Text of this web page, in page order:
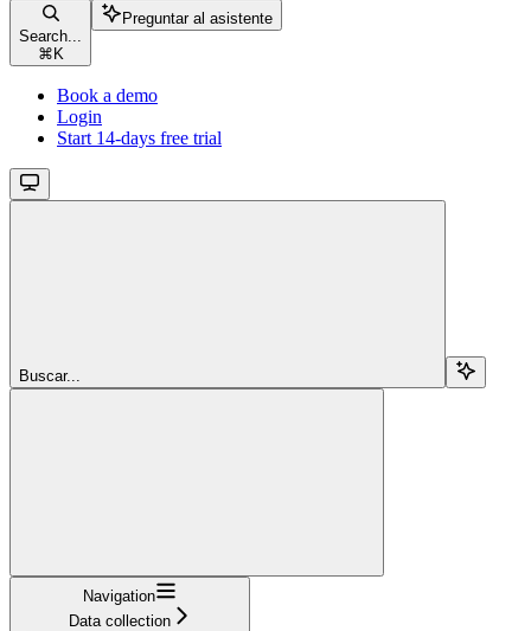
Search...
⌘ K
Preguntar al asistente
Book a demo
Login
Start 14-days free trial
Buscar...
Navigation
Data collection